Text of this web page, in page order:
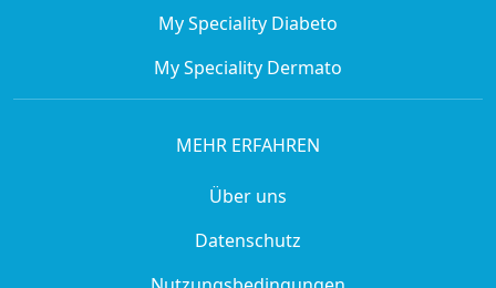
My Speciality Diabeto
My Speciality Dermato
MEHR ERFAHREN
Über uns
Datenschutz